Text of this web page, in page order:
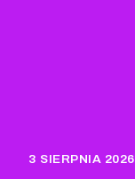
3 SIERPNIA 2026